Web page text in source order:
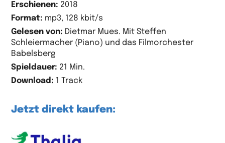
Erschienen: 2018
Format: mp3, 128 kbit/s
Gelesen von: Dietmar Mues. Mit Steffen
Schleiermacher (Piano) und das Filmorchester
Babelsberg
Spieldauer: 21 Min.
Download: 1 Track
Jetzt direkt kaufen: